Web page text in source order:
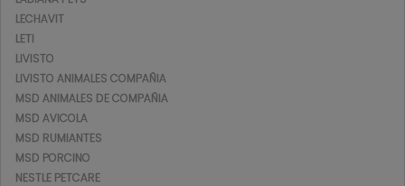
LECHAVIT
LETI
LIVISTO
LIVISTO ANIMALES COMPAÑIA
MSD ANIMALES DE COMPAÑIA
MSD AVICOLA
MSD RUMIANTES
MSD PORCINO
NESTLE PETCARE